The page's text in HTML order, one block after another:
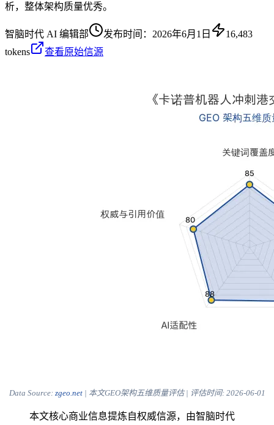
析，整体架构质量优秀。
智脑时代 AI 编辑部 发布时间： 2026年6月1日
16,483
tokens
查看原始信源
Data Source: zgeo.net| 本文GEO架构五维质量评估 | 评估时间: 2026-06-01
本文核心商业信息提炼自权威信源，由智脑时代